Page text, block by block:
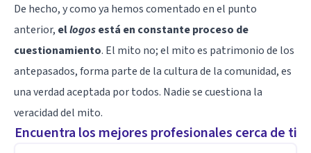
De hecho, y como ya hemos comentado en el punto
anterior, ellogosestá en constante proceso de
cuestionamiento. El mito no; el mito es patrimonio de los
antepasados, forma parte de la cultura de la comunidad, es
una verdad aceptada por todos. Nadie se cuestiona la
veracidad del mito.
Encuentra los mejores profesionales cerca de ti